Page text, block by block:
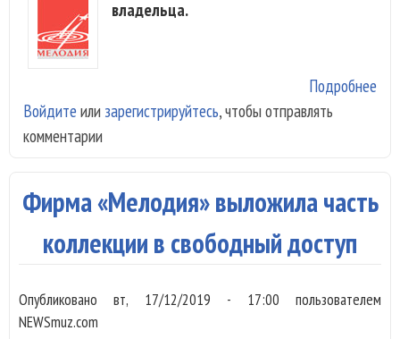
владельца.
Подробнее
Войдите или зарегистрируйтесь, чтобы отправлять
комментарии
Фирма «Мелодия» выложила часть
коллекции в свободный доступ
Опубликовановт, 17/12/2019 - 17:00 пользователем
NEWSmuz.com